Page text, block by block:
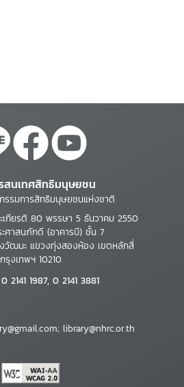
สนเทศสิทธิมนุษยชน
รรมการสิทธิมนุษยชนแห่งชาติ
เกียรติ 80 พรรษา 5 ธันวาคม 2550
ะศาสนภักดี (อาคารบี) ชั้น 7
วัฒนะ แขวงทุ่งสองห้อง เขตหลักสี่
กรุงเทพฯ 10210
2141 1987, 0 2141 3881
library@nhrc.or.th